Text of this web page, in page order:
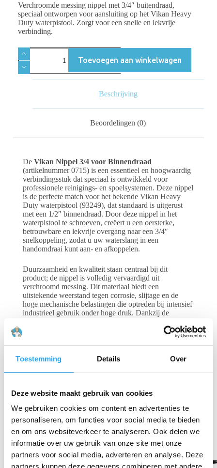
Toestemming Details Over
Deze website maakt gebruik van cookies
We gebruiken cookies om content en advertenties te
personaliseren, om functies voor social media te bieden
en om ons websiteverkeer te analyseren. Ook delen we
informatie over uw gebruik van onze site met onze
partners voor social media, adverteren en analyse. Deze
partners kunnen deze gegevens combineren met andere
Verchroomde messing nippel met 3/4″ buitendraad,
speciaal ontworpen voor aansluiting op het Vikan Heavy
Duty waterpistool. Zorgt voor een snelle en lekvrije
verbinding.
Toevoegen aan winkelwagen
Beschrijving
Beoordelingen (0)
De Vikan Nippel 3/4 voor Binnendraad
(artikelnummer 0715) is een essentieel en hoogwaardig
verbindingsstuk dat speciaal is ontwikkeld voor
professionele reinigings- en spoelsystemen. Deze nippel
is de perfecte match voor het bekende Vikan Heavy
Duty waterpistool (93249), dat standaard is uitgerust
met een 1/2″ binnendraad. Door deze nippel in het
waterpistool te schroeven, creëert u een oersterke,
betrouwbare en lekvrije overgang naar een 3/4″
snelkoppeling, zodat u uw waterslang in een
handomdraai kunt aan- en afkoppelen.
Duurzaamheid en kwaliteit staan centraal bij dit
product; de nippel is volledig vervaardigd uit
verchroomd messing. Dit materiaal biedt een
uitstekende weerstand tegen corrosie, slijtage en de
hoge mechanische belastingen die optreden bij intensief
industrieel gebruik onder hoge druk. Dankzij de
perfecte passing, waardoor drukverlies of hinderlijke
lekkages op de werkvloer definitief tot het verleden
behoren. Een onmisbare accessoire voor een efficiënte
en professionele inrichting van uw was- of spoelplaats.